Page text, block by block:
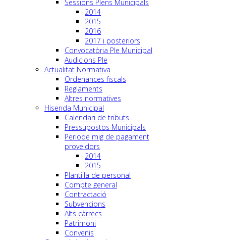
Sessions Plens Municipals
2014
2015
2016
2017 i posteriors
Convocatòria Ple Municipal
Audicions Ple
Actualitat Normativa
Ordenances fiscals
Reglaments
Altres normatives
Hisenda Municipal
Calendari de tributs
Pressupostos Municipals
Periode mig de pagament
proveidors
2014
2015
Plantilla de personal
Compte general
Contractació
Subvencions
Alts càrrecs
Patrimoni
Convenis